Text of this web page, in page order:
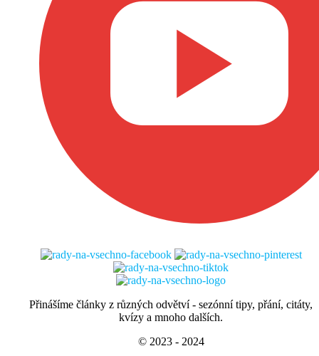
Přinášíme články z různých odvětví - sezónní tipy, přání, citáty,
kvízy a mnoho dalších.
© 2023 - 2024